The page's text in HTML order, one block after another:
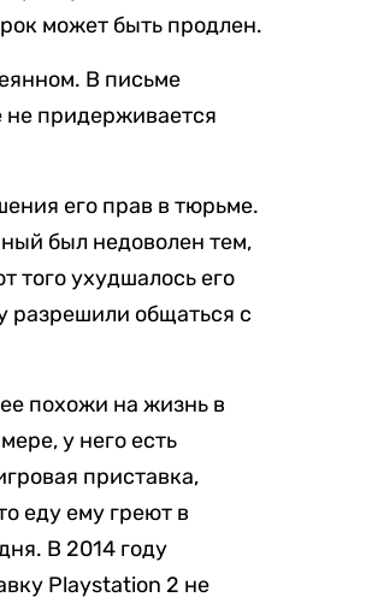
может быть продлен.
В письме
не придерживается
его прав в тюрьме.
был недоволен тем,
того ухудшалось его
разрешили общаться с
похожи на жизнь в
у него есть
приставка,
еду ему греют в
В 2014 году
Playstation 2 не